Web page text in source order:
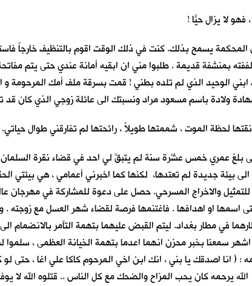
لا يزال حيّاً !
يسمح بذلك. كنت في ذلك الوقت اقوم بالتنظيف خارجاً
بمنشفة قديمة . طلبوا مني ان ابقيه أمانة عندي حتى يتم
ابني الوحيد الذي لم تلده بطني ! قمت بسرقة ملف أمك
ولادة باسم مسعود مراد ونسبتك الى عائلة زوجي الذي كان قد
لحظة الموت ، شممتها طويلاً ، رائحتها لم تفارقني طوال حياتي.
بلغ عمري خمس عشْرة سنة لم يتبقَّ لي احد في قضاء نقرة
بيئة جديدة لم تعتدها، لكنها كما اخبرني أعمامي ، هي بيئتي
و للتمثيل والاخراج المسرحي. حصل على دعوة للمشاركة في
اسمها او اهدافها . فاغتنمها فرصة لقضاء شهر العسل مع
في مطار بغداد. ليتم القبض عليهما بتهمة التآمر
سمعنا بخبر محزن انهما اعدما بتهمة الخيانة العظمى ،
: ( انا اصدقك يا بني ، انك ابن اخي المرحوم كاكا علي اغا ، حتى
يرحمه كان يحب المزاح والضحك مع كل الناس .. قتلوه الله لا